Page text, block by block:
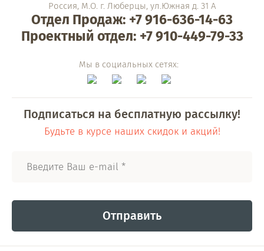
Россия, М.О. г. Люберцы, ул.Южная д. 31 А
Отдел Продаж: +7 916-636-14-63
Проектный отдел: +7 910-449-79-33
Мы в социальных сетях:
Подписаться на бесплатную рассылку!
Будьте в курсе наших скидок и акций!
Отправить